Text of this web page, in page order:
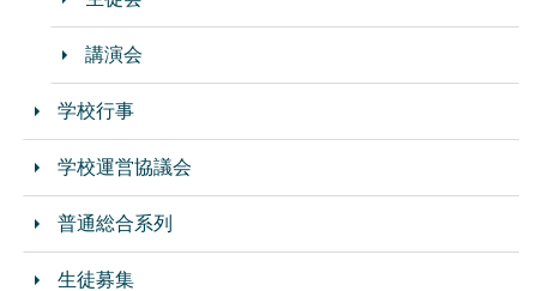
講演会
学校行事
学校運営協議会
普通総合系列
生徒募集